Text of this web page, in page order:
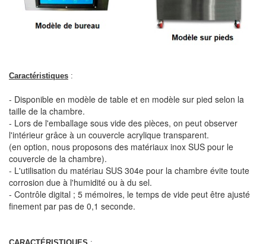
Caractéristiques :
- Disponible en modèle de table et en modèle sur pied selon la
taille de la chambre.
- Lors de l'emballage sous vide des pièces, on peut observer
l'intérieur grâce à un couvercle acrylique transparent.
(en option, nous proposons des matériaux inox SUS pour le
couvercle de la chambre).
- L'utilisation du matériau SUS 304e pour la chambre évite toute
corrosion due à l'humidité ou à du sel.
- Contrôle digital ; 5 mémoires, le temps de vide peut être ajusté
finement par pas de 0,1 seconde.